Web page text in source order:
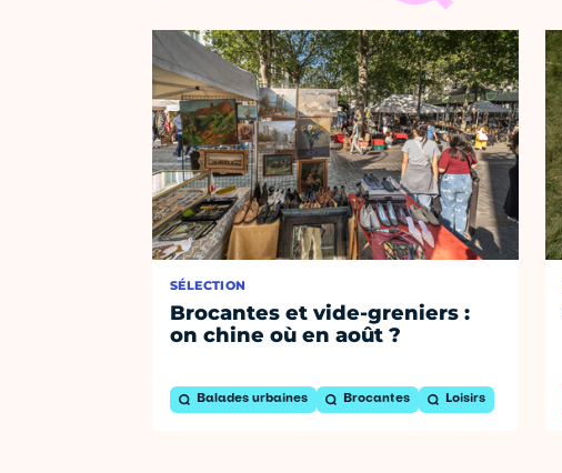
SÉLECTION
Brocantes et vide-greniers :
on chine où en août ?
Balades urbaines Brocantes Loisirs